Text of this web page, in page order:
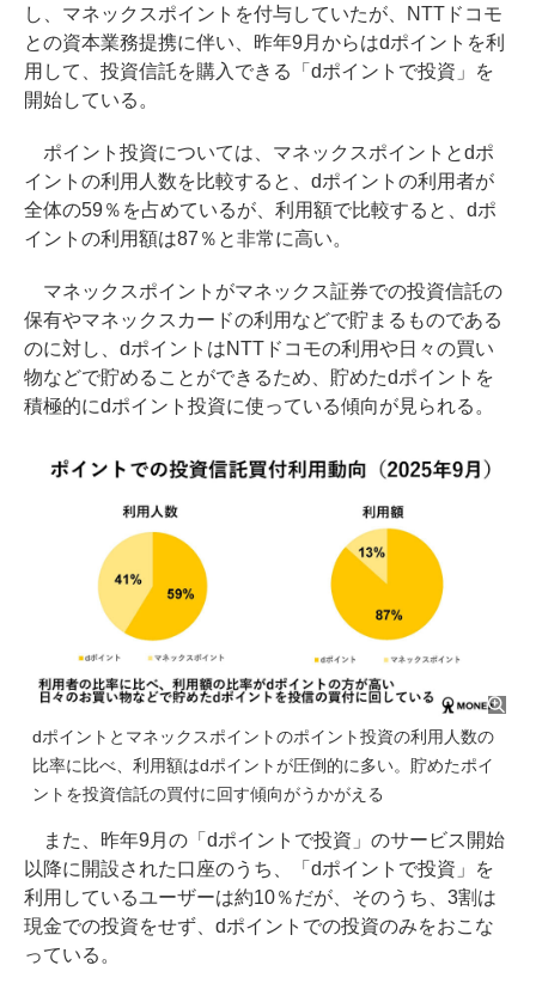
し、マネックスポイントを付与していたが、NTTドコモ
との資本業務提携に伴い、昨年9月からはdポイントを利
用して、投資信託を購入できる「dポイントで投資」を
開始している。
ポイント投資については、マネックスポイントとdポ
イントの利用人数を比較すると、dポイントの利用者が
全体の59％を占めているが、利用額で比較すると、dポ
イントの利用額は87％と非常に高い。
マネックスポイントがマネックス証券での投資信託の
保有やマネックスカードの利用などで貯まるものである
のに対し、dポイントはNTTドコモの利用や日々の買い
物などで貯めることができるため、貯めたdポイントを
積極的にdポイント投資に使っている傾向が見られる。
dポイントとマネックスポイントのポイント投資の利用人数の
比率に比べ、利用額はdポイントが圧倒的に多い。貯めたポイ
ントを投資信託の買付に回す傾向がうかがえる
また、昨年9月の「dポイントで投資」のサービス開始
以降に開設された口座のうち、「dポイントで投資」を
利用しているユーザーは約10％だが、そのうち、3割は
現金での投資をせず、dポイントでの投資のみをおこな
っている。